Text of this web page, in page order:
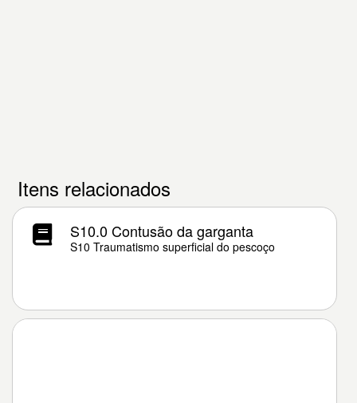
Itens relacionados
S10.0 Contusão da garganta
S10 Traumatismo superficial do pescoço